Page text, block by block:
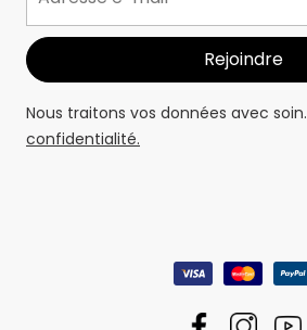
Nous traitons vos données avec soin.
confidentialité.